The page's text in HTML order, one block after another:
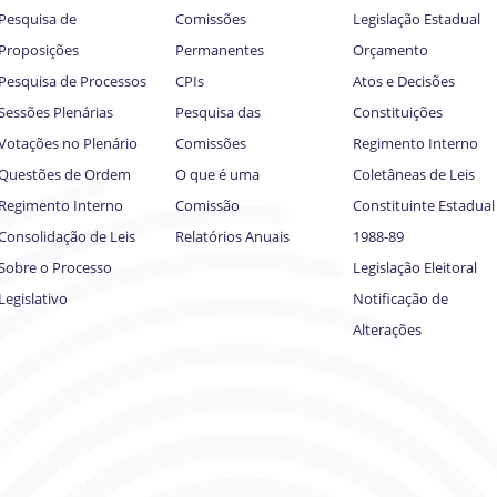
de
de Processos
Plenárias
no Plenário
de Ordem
Interno
de Leis
o Processo
Comissões
Permanentes
CPIs
Pesquisa das
Comissões
O que é uma
Comissão
Relatórios Anuais
Legislação Estadual
Orçamento
Atos e Decisões
Constituições
Regimento Interno
Coletâneas de Leis
Constituinte Estadual
1988-89
Legislação Eleitoral
Notificação de
Alterações